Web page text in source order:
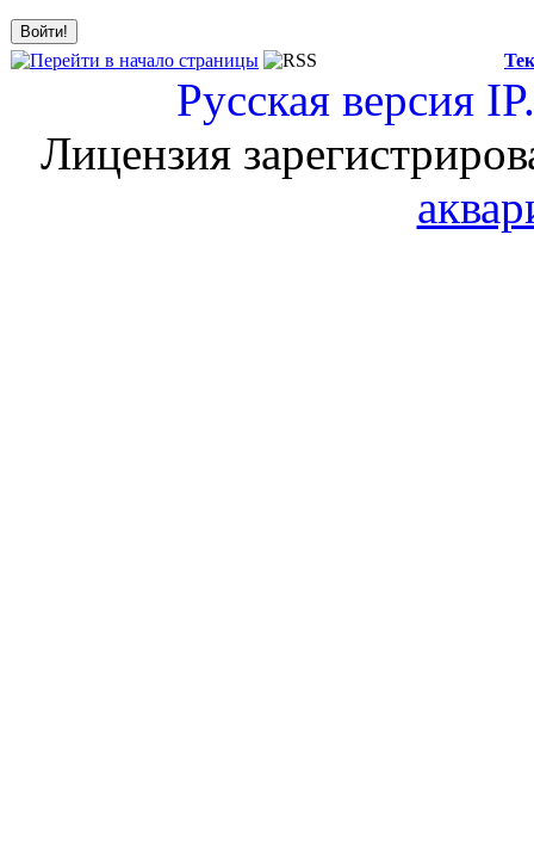
Русская версия
Лицензия